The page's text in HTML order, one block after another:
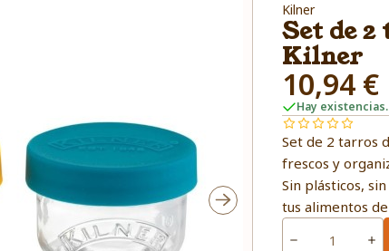
Kilner
Set de 2
Kilner
10,94 €
Hay
Set de 2 tarros
frescos y
Sin plásticos,
tus alimentos